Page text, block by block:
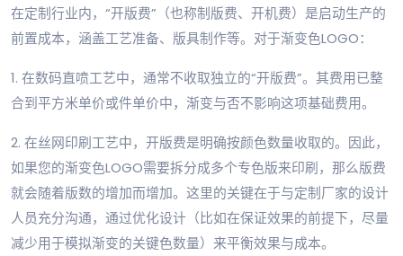
在定制行业内，“开版费”（也称制版费、开机费）是启动生产的
前置成本，涵盖工艺准备、版具制作等。对于渐变色LOGO：
1. 在数码直喷工艺中，通常不收取独立的“开版费”。其费用已整
合到平方米单价或件单价中，渐变与否不影响这项基础费用。
2. 在丝网印刷工艺中，开版费是明确按颜色数量收取的。因此，
如果您的渐变色LOGO需要拆分成多个专色版来印刷，那么版费
就会随着版数的增加而增加。这里的关键在于与定制厂家的设计
人员充分沟通，通过优化设计（比如在保证效果的前提下，尽量
减少用于模拟渐变的关键色数量）来平衡效果与成本。